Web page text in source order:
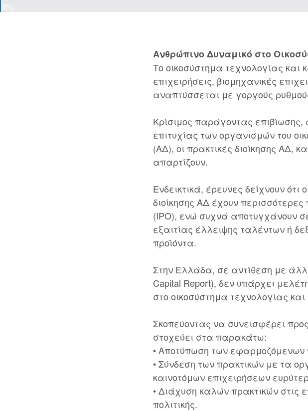
Ανθρώπινο Δυναμικό στο
Το οικοσύστημα τεχνολογίας και
επιχειρήσεις, βιομηχανικές
αναπτύσσεται με γοργούς
Κρίσιμος παράγοντας
επιτυχίας των οργανισμών του
(ΑΔ), οι πρακτικές διοίκησης ΑΔ,
απαρτίζουν.
Ενδεικτικά, έρευνες δείχνουν ότι
διοίκησης ΑΔ έχουν
(IPO), ενώ συχνά αποτυγχάνουν
εξαιτίας έλλειψης ταλέντων ή
προϊόντα.
Στην Ελλάδα, σε αντίθεση με
Capital Report), δεν υπάρχει
στο οικοσύστημα τεχνολογίας
Σκοπεύοντας να συνεισφέρει
στοχεύει στα παρακάτω:
• Αποτύπωση των εφαρμοζόμενων
• Σύνδεση των πρακτικών με τα
καινοτόμων επιχειρήσεων
• Διάχυση καλών πρακτικών στις
πολιτικής.